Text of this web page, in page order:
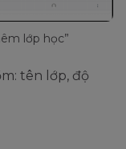
lớp học”
tên lớp, độ